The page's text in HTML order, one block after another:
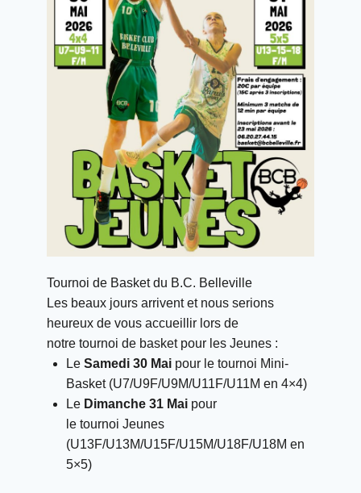
Tournoi de Basket du B.C. Belleville
Les beaux jours arrivent et nous serions
heureux de vous accueillir lors de
notre tournoi de basket pour les Jeunes :
Le Samedi 30 Mai pour le tournoi Mini-
Basket (U7/U9F/U9M/U11F/U11M en 4×4)
Le Dimanche 31 Mai pour
le tournoi Jeunes
(U13F/U13M/U15F/U15M/U18F/U18M en
5×5)